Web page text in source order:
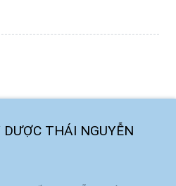
THÁI NGUYỄN